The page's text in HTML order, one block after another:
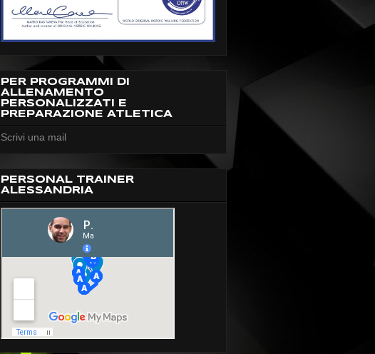
PER PROGRAMMI DI
ALLENAMENTO
PERSONALIZZATI E
PREPARAZIONE ATLETICA
Scrivi una mail
PERSONAL TRAINER
ALESSANDRIA